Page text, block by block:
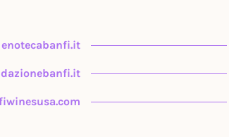
enotecabanfi.it